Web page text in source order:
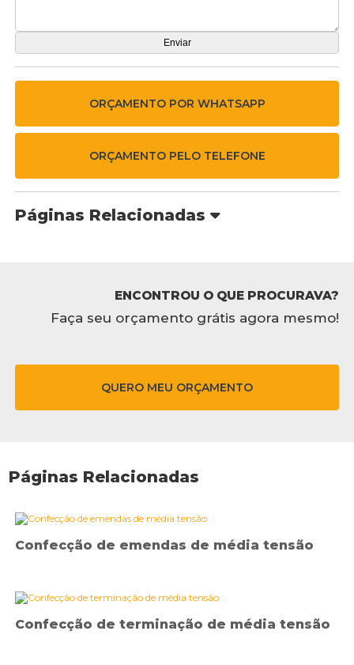
ORÇAMENTO POR WHATSAPP
ORÇAMENTO PELO TELEFONE
Páginas Relacionadas
ENCONTROU O QUE PROCURAVA?
Faça seu orçamento grátis agora mesmo!
QUERO MEU ORÇAMENTO
Páginas Relacionadas
Confecção de emendas de média tensão
Confecção de terminação de média tensão